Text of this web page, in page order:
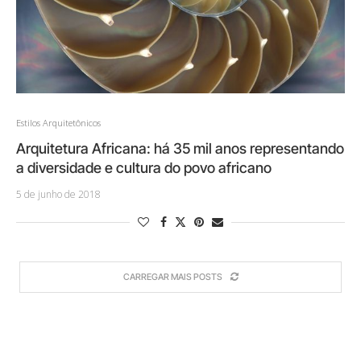
Estilos Arquitetônicos
Arquitetura Africana: há 35 mil anos representando
a diversidade e cultura do povo africano
5 de junho de 2018
CARREGAR MAIS POSTS